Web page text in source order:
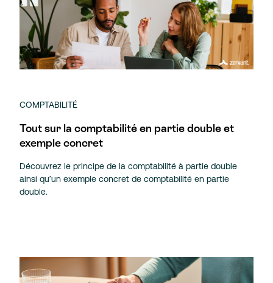
COMPTABILITÉ
Tout sur la comptabilité en partie double et
exemple concret
Découvrez le principe de la comptabilité à partie double
ainsi qu’un exemple concret de comptabilité en partie
double.